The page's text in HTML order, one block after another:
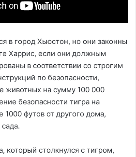
в город Хьюстон, но они законны
Харрис, если они должным
в соответствии со строгим
по безопасности,
животных на сумму 100 000
безопасности тигра на
1000 футов от другого дома,
который столкнулся с тигром,